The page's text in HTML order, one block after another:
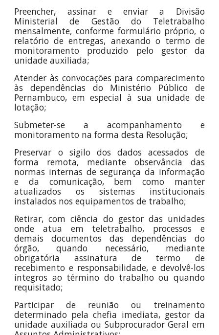
Preencher, assinar e enviar a Divisão
Ministerial de Gestão do Teletrabalho
mensalmente, conforme formulário próprio, o
relatório de entregas, anexando o termo de
monitoramento produzido pelo gestor da
unidade auxiliada;
Atender às convocações para comparecimento
às dependências do Ministério Público de
Pernambuco, em especial à sua unidade de
lotação;
Submeter-se a acompanhamento e
monitoramento na forma desta Resolução;
Preservar o sigilo dos dados acessados de
forma remota, mediante observância das
normas internas de segurança da informação
e da comunicação, bem como manter
atualizados os sistemas institucionais
instalados nos equipamentos de trabalho;
Retirar, com ciência do gestor das unidades
onde atua em teletrabalho, processos e
demais documentos das dependências do
órgão, quando necessário, mediante
obrigatória assinatura de termo de
recebimento e responsabilidade, e devolvê-los
íntegros ao término do trabalho ou quando
requisitado;
Participar de reunião ou treinamento
determinado pela chefia imediata, gestor da
unidade auxiliada ou Subprocurador Geral em